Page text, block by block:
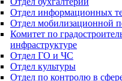
Отдел информационных
Отдел мобилизационной
Комитет по
инфраструктуре
Отдел ГО и ЧС
Отдел культуры
Отдел по контролю в